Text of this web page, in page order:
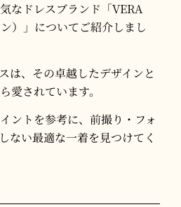
なドレスブランド「VERA
）」についてご紹介しまし
は、その卓越したデザインと
愛されています。
ントを参考に、前撮り・フォ
ない最適な一着を見つけてく